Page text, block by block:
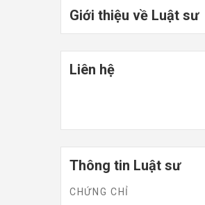
Giới thiệu về Luật sư
Liên hệ
Thông tin Luật sư
CHỨNG CHỈ